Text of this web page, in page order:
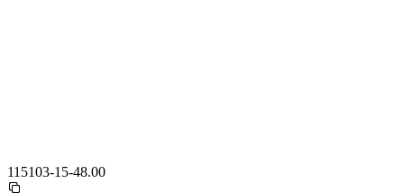
115103-15-48.00